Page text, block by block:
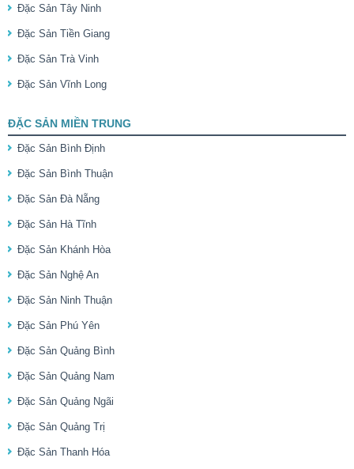
Đặc Sản Tây Ninh
Đặc Sản Tiền Giang
Đặc Sản Trà Vinh
Đặc Sản Vĩnh Long
ĐẶC SẢN MIỀN TRUNG
Đặc Sản Bình Định
Đặc Sản Bình Thuận
Đặc Sản Đà Nẵng
Đặc Sản Hà Tĩnh
Đặc Sản Khánh Hòa
Đặc Sản Nghệ An
Đặc Sản Ninh Thuận
Đặc Sản Phú Yên
Đặc Sản Quảng Bình
Đặc Sản Quảng Nam
Đặc Sản Quảng Ngãi
Đặc Sản Quảng Trị
Đặc Sản Thanh Hóa